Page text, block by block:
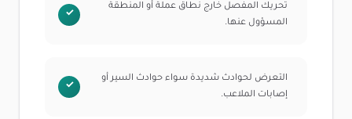
تحريك المفصل خارج نطاق عملة أو المنطقة
المسؤول عنها.
التعرض لحوادث شديدة سواء حوادث السير أو
إصابات الملاعب.